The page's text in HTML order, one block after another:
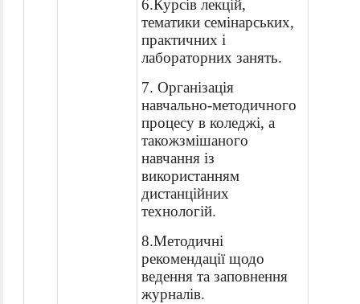
6. Курсів лекцій,
тематики семінарських,
практичних і
лабораторних занять.
7. Організація
навчально-методичного
процесу в коледжі, а
такожзмішаного
навчання із
використанням
дистанційних
технологій.
8.Методичні
рекомендації щодо
ведення та заповнення
журналів.